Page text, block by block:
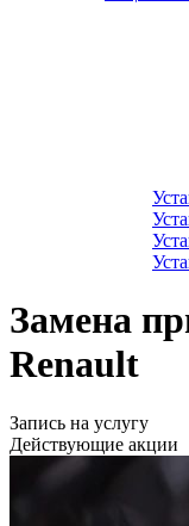
Замена
Renault
Запись на услугу
Действующие акции